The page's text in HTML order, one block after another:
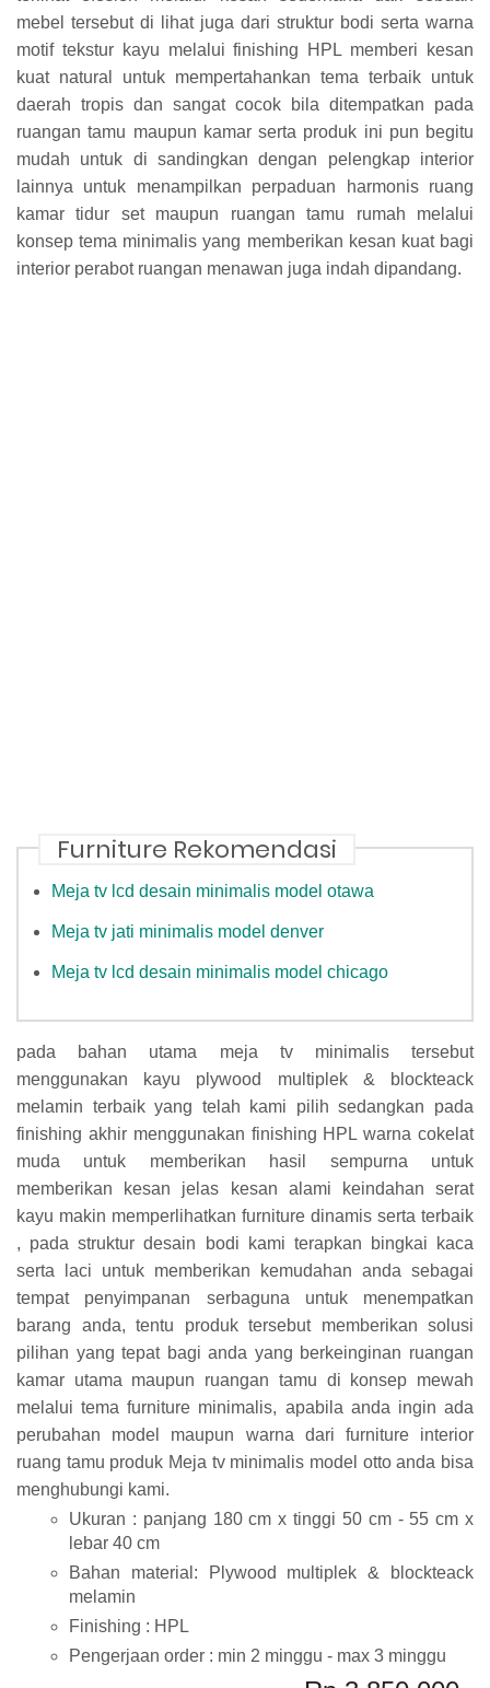
mebel tersebut di lihat juga dari struktur bodi serta warna
motif tekstur kayu melalui finishing HPL memberi kesan
kuat natural untuk mempertahankan tema terbaik untuk
daerah tropis dan sangat cocok bila ditempatkan pada
ruangan tamu maupun kamar serta produk ini pun begitu
mudah untuk di sandingkan dengan pelengkap interior
lainnya untuk menampilkan perpaduan harmonis ruang
kamar tidur set maupun ruangan tamu rumah melalui
konsep tema minimalis yang memberikan kesan kuat bagi
interior perabot ruangan menawan juga indah dipandang.
Furniture Rekomendasi
Meja tv lcd desain minimalis model otawa
Meja tv jati minimalis model denver
Meja tv lcd desain minimalis model chicago
pada bahan utama meja tv minimalis tersebut
menggunakan kayu plywood multiplek & blockteack
melamin terbaik yang telah kami pilih sedangkan pada
finishing akhir menggunakan finishing HPL warna cokelat
muda untuk memberikan hasil sempurna untuk
memberikan kesan jelas kesan alami keindahan serat
kayu makin memperlihatkan furniture dinamis serta terbaik
, pada struktur desain bodi kami terapkan bingkai kaca
serta laci untuk memberikan kemudahan anda sebagai
tempat penyimpanan serbaguna untuk menempatkan
barang anda, tentu produk tersebut memberikan solusi
pilihan yang tepat bagi anda yang berkeinginan ruangan
kamar utama maupun ruangan tamu di konsep mewah
melalui tema furniture minimalis, apabila anda ingin ada
perubahan model maupun warna dari furniture interior
ruang tamu produk Meja tv minimalis model otto anda bisa
menghubungi kami.
Ukuran : panjang 180 cm x tinggi 50 cm - 55 cm x
lebar 40 cm
Bahan material: Plywood multiplek & blockteack
melamin
Finishing : HPL
Pengerjaan order : min 2 minggu - max 3 minggu